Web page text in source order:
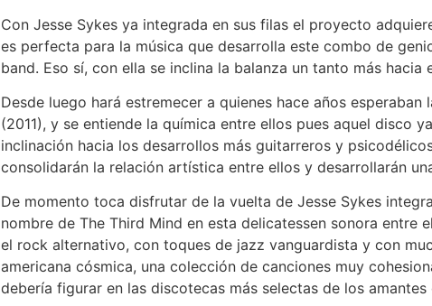
Con Jesse Sykes ya integrada en sus filas el proyecto
es perfecta para la música que desarrolla este combo de
band. Eso sí, con ella se inclina la balanza un tanto más hacia
Desde luego hará estremecer a quienes hace años
(2011), y se entiende la química entre ellos pues aquel disco
inclinación hacia los desarrollos más guitarreros y
consolidarán la relación artística entre ellos y desarrollarán
De momento toca disfrutar de la vuelta de Jesse Sykes
nombre de The Third Mind en esta delicatessen sonora
el rock alternativo, con toques de jazz vanguardista y con
americana cósmica, una colección de canciones muy
debería figurar en las discotecas más selectas de los